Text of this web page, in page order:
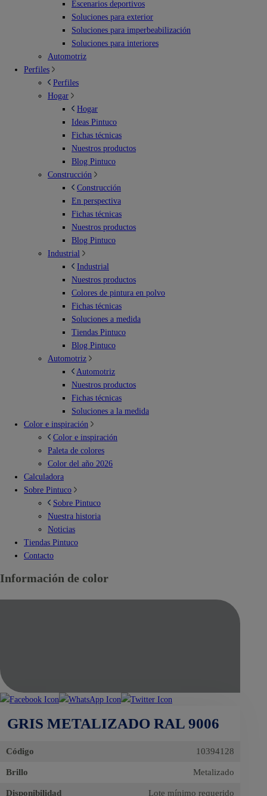
Escenarios deportivos
Soluciones para exterior
Soluciones para imperbeabilización
Soluciones para interiores
Automotriz
Perfiles
Perfiles
Hogar
Hogar
Ideas Pintuco
Fichas técnicas
Nuestros productos
Blog Pintuco
Construcción
Construcción
En perspectiva
Fichas técnicas
Nuestros productos
Blog Pintuco
Industrial
Industrial
Nuestros productos
Colores de pintura en polvo
Fichas técnicas
Soluciones a medida
Tiendas Pintuco
Blog Pintuco
Automotriz
Automotriz
Nuestros productos
Fichas técnicas
Soluciones a la medida
Color e inspiración
Color e inspiración
Paleta de colores
Color del año 2026
Calculadora
Sobre Pintuco
Sobre Pintuco
Nuestra historia
Noticias
Tiendas Pintuco
Contacto
Información de color
GRIS METALIZADO RAL 9006
Código 10394128
Brillo Metalizado
Disponibilidad Lote mínimo requerido